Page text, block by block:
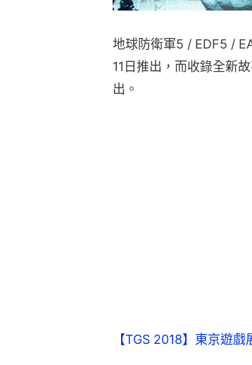
地球防衛軍5 / EDF5 /
11日推出，而收錄全新
出。
【TGS 2018】東京遊